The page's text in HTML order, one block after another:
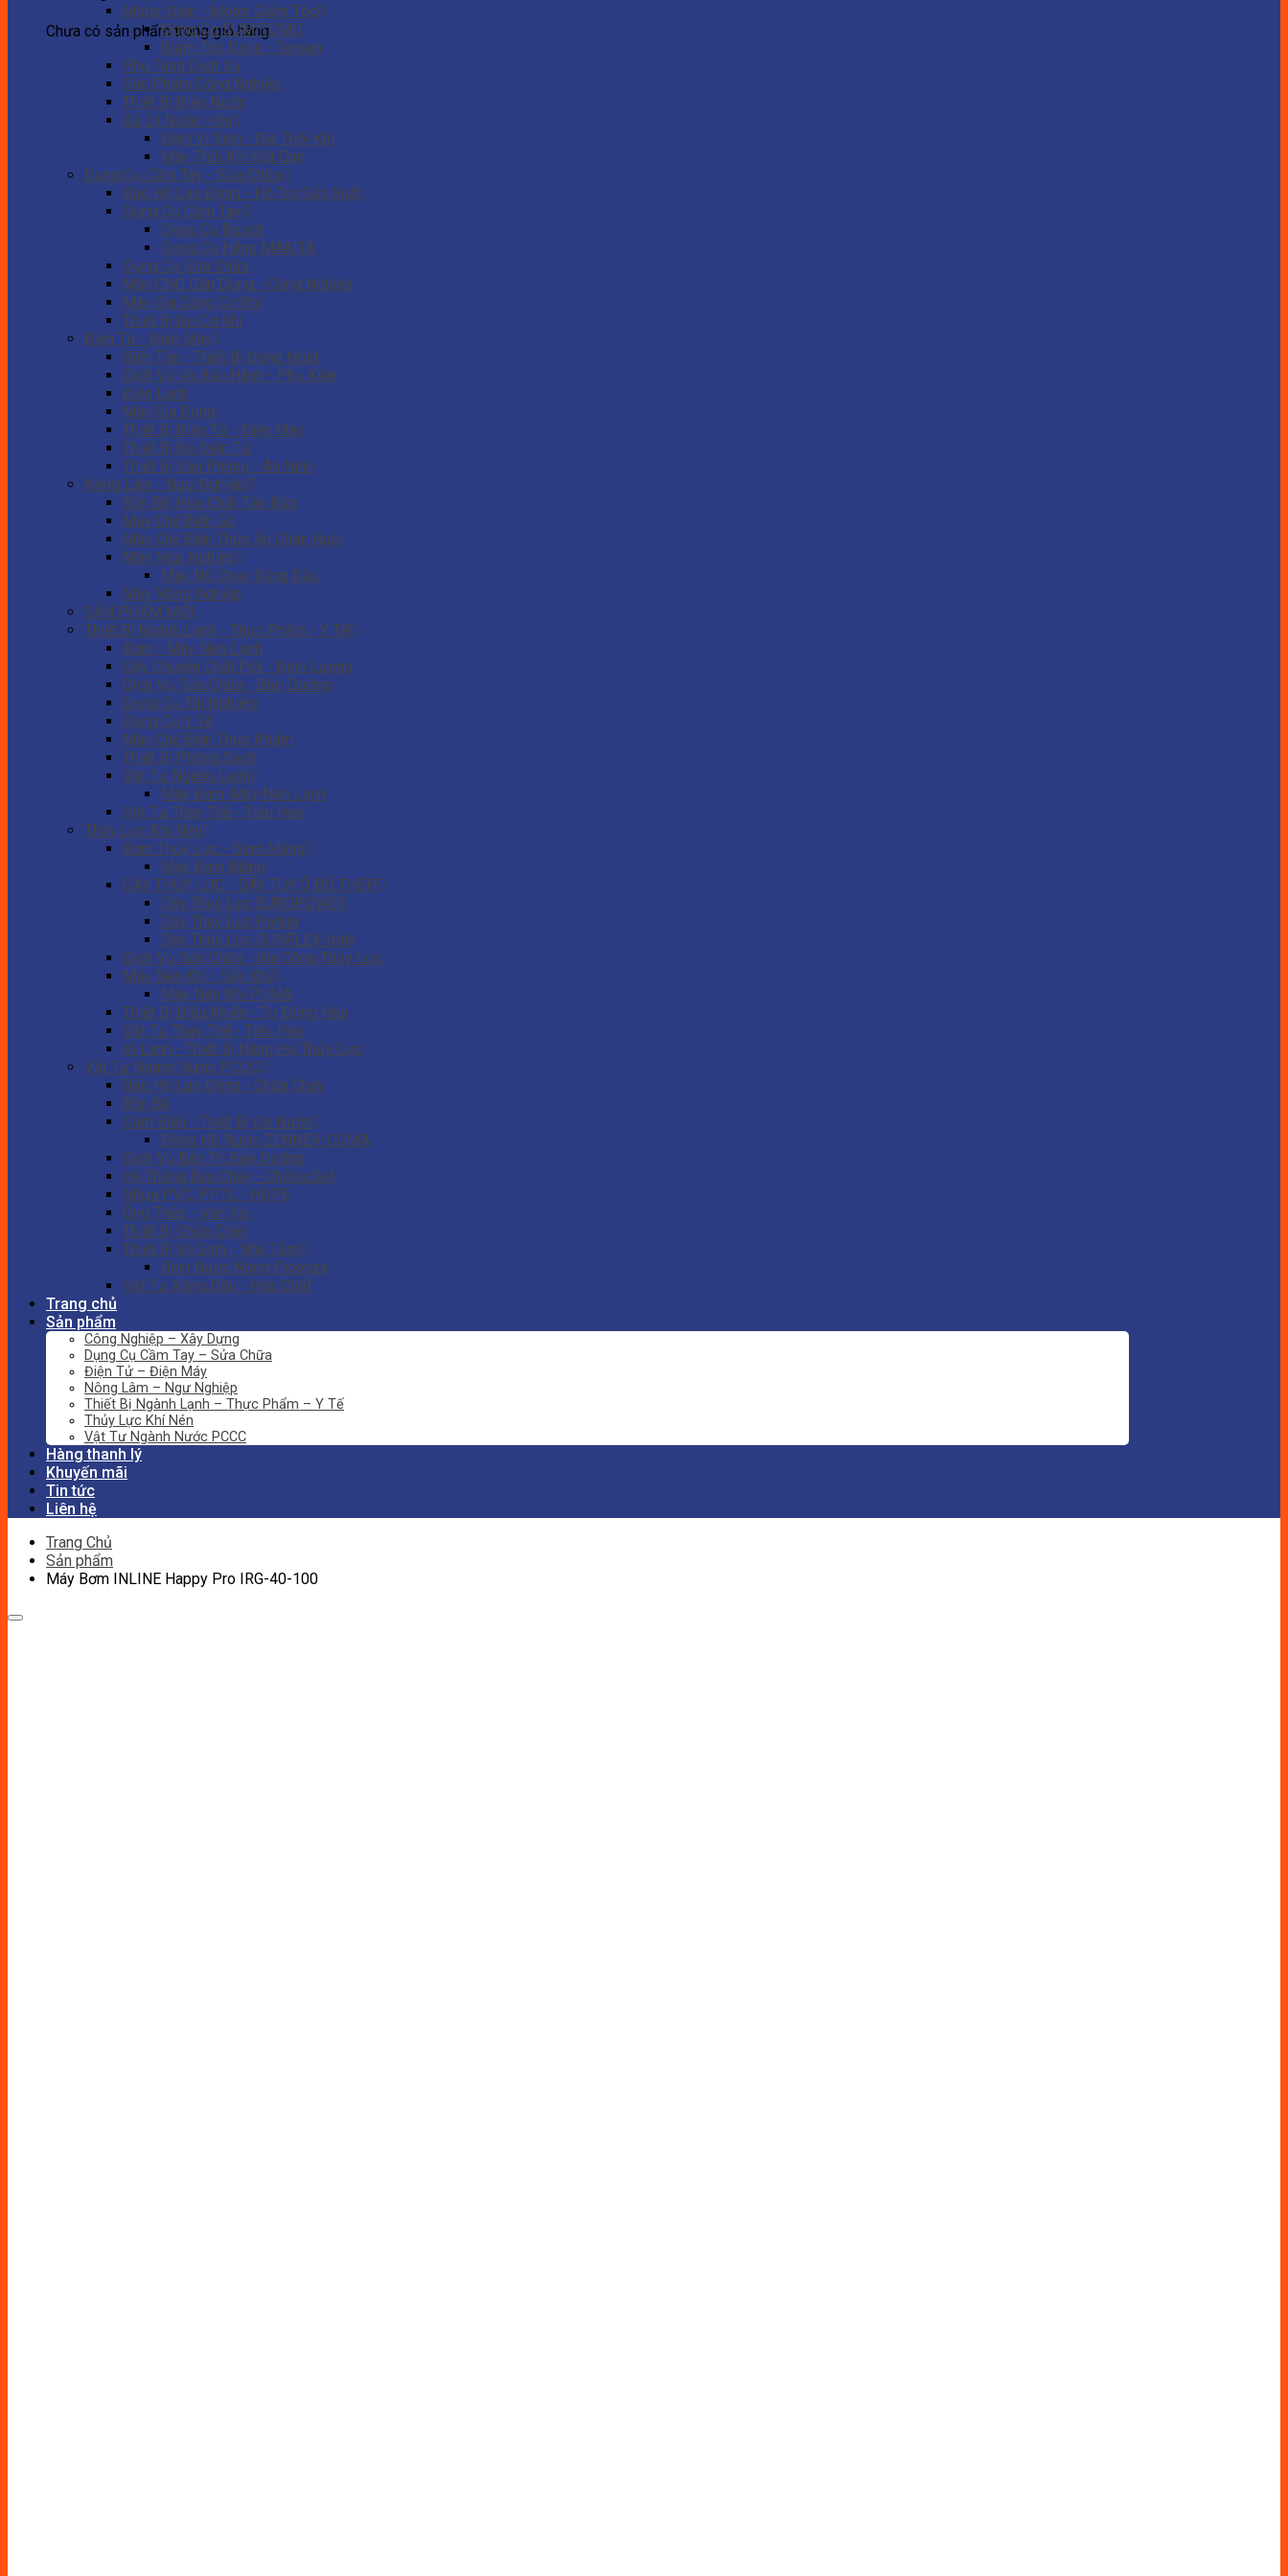
Chưa có sản phẩm trong giỏ hàng.
Motor Điện - Motor Giảm Tốc
Động Cơ SUMITOMO
Giảm Tốc Dolin - Taiwan
Phụ Tùng Dịch Vụ
Sản Phẩm Công Nghiệp
Thiết Bị Điện Nước
Xử Lý Nước -Khí
Đệm Vi Sinh - Đĩa Thổi Khí
Máy Thổi Khí Đặt Cạn
Dụng Cụ Cầm Tay - Sửa Chữa
Bảo Hộ Lao Động - Hỗ Trợ Sản Xuất
Dụng Cụ Cầm Tay
Dụng Cụ Bosch
Dụng Cụ Hãng MAKITA
Dụng Cụ Sửa Chữa
Máy CNC Dân Dụng - Công Nghiệp
Máy Gia Công Cơ Khí
Thiết Bị Đo Cơ Khí
Điện Tử - Điện Máy
Biến Tần - Thiết Bị Đóng Ngắt
Dịch Vụ Và Bảo Hành - Phụ Kiện
Điện Lạnh
Máy Gia Dụng
Thiết Bị Điện Tử - Điện Máy
Thiết Bị Đo Điện Tử
Thiết Bị Văn Phòng - An Ninh
Nông Lâm - Ngư Nghiệp
Bồn Bể, Hóa Chất Tẩy Rửa
Máy Chế Biến Gỗ
Máy Chế Biến Thức Ăn Chăn Nuôi
Máy Ngư Nghiệp
Máy Nổ Chạy Xăng Dầu
Máy Nông Nghiệp
SẢN PHẨM MỚI
Thiết Bị Ngành Lạnh - Thực Phẩm - Y Tế
Bơm - Máy Nén Lạnh
Dây Chuyền Chất Pót - Định Lượng
Dịch Vụ Sửa Chữa - Bảo Dưỡng
Dụng Cụ Thí Nghiệm
Dụng Cụ Y Tế
Máy Chế Biến Thực Phẩm
Thiết Bị Phòng Sạch
Vật Tư Ngành Lạnh
Máy Bơm-Máy Nén Lạnh
Vật Tư Thay Thế - Tiêu Hao
Thủy Lực Khí Nén
Bơm Thủy Lực - Bơm Màng
Máy Bơm Màng
DÂY THỦY LỰC - DÂY TUY Ô BỐ THÉP
Dây Thuỷ Lực EUROPOWER
Dây Thuỷ Lực Parker
Dây Thuỷ Lực SUNFLEX-Italy
Dịch Vụ Sửa Chữa - Gia Công Thủy Lực
Máy Nén Khí - Sấy Khí
Máy Nén Khí PUMA
Thiết Bị Điều Khiển - Tự Động Hóa
Vật Tư Thay Thế - Tiêu Hao
Xi Lanh - Thiết Bị Nâng Hạ Thủy Lực
Vật Tư Ngành Nước PCCC
Bảo Hộ Lao Động - Chữa Cháy
Bồn Bể
Cảm Biến - Thiết Bị Đo Nước
Đồng Hồ Nước ZENNER-COMA
Dịch Vụ Bảo Trì Bảo Dưỡng
Hệ Thống Báo Cháy - Chống Sét
Nhựa PVC, PPTL - HĐPE
Ống Thép - Van Vòi
Thiết Bị Chữa Cháy
Thiết Bị Vệ Sinh - Nhà Tắm
Bình Nước Nóng Picenza
Vật Tư Xăng Dầu - Hóa Chất
Trang chủ
Sản phẩm
Công Nghiệp – Xây Dựng
Dụng Cụ Cầm Tay – Sửa Chữa
Điện Tử – Điện Máy
Nông Lâm – Ngư Nghiệp
Thiết Bị Ngành Lạnh – Thực Phẩm – Y Tế
Thủy Lực Khí Nén
Vật Tư Ngành Nước PCCC
Hàng thanh lý
Khuyến mãi
Tin tức
Liên hệ
Trang Chủ
Sản phẩm
Máy Bơm INLINE Happy Pro IRG-40-100